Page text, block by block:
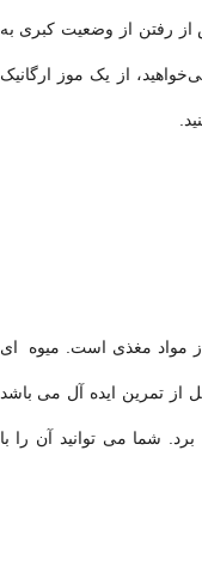
از رفتن از وضعیت کبری به
از یک موز ارگانیک
مواد مغذی است. میوه ای
از تمرین ایده آل می باشد
شما می توانید آن را با